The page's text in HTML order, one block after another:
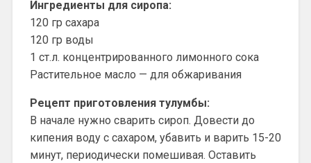
Ингредиенты для сиропа:
120 гр сахара
120 гр воды
1 ст.л. концентрированного лимонного сока
Растительное масло — для обжаривания
Рецепт приготовления тулумбы:
В начале нужно сварить сироп. Довести до
кипения воду с сахаром, убавить и варить 15-20
минут, периодически помешивая. Оставить